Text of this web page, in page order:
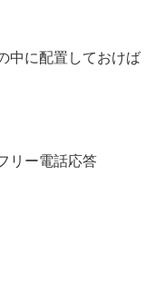
中に配置しておけば
リー電話応答